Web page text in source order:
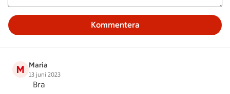
Kommentera
M Maria
13 juni 2023
Bra